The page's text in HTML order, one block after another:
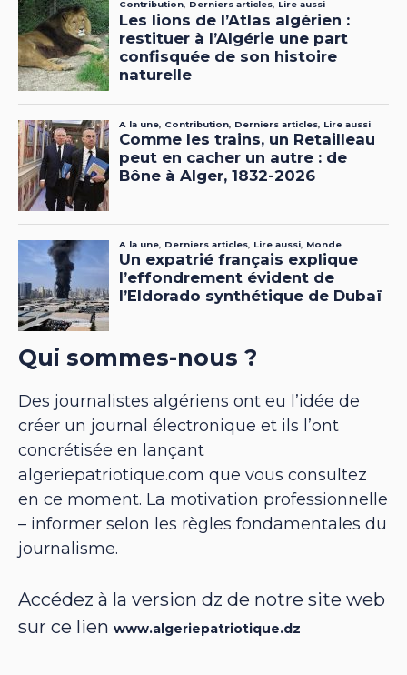
Qui sommes-nous ?
Des journalistes algériens ont eu l’idée de
créer un journal électronique et ils l’ont
concrétisée en lançant
algeriepatriotique.com que vous consultez
en ce moment. La motivation professionnelle
– informer selon les règles fondamentales du
journalisme.
Accédez à la version dz de notre site web
sur ce lien www.algeriepatriotique.dz